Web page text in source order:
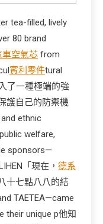
tea-filled, lively
80 brand
車空氣芯 from
賓利零件tural
了一種極端的強
護自己的防禦機
ethnic
welfare,
sponsors—
「現在， 德系
十七點八八的結
TAETEA—came
their unique p他知